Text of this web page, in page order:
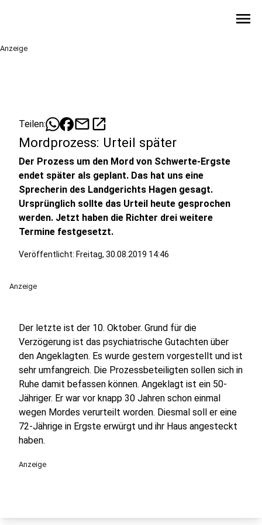
menu
Anzeige
Teilen: mailopen_in_new
Mordprozess: Urteil später
Der Prozess um den Mord von Schwerte-Ergste
endet später als geplant. Das hat uns eine
Sprecherin des Landgerichts Hagen gesagt.
Ursprünglich sollte das Urteil heute gesprochen
werden. Jetzt haben die Richter drei weitere
Termine festgesetzt.
Veröffentlicht: Freitag, 30.08.2019 14:46
Anzeige
Der letzte ist der 10. Oktober. Grund für die
Verzögerung ist das psychiatrische Gutachten über
den Angeklagten. Es wurde gestern vorgestellt und ist
sehr umfangreich. Die Prozessbeteiligten sollen sich in
Ruhe damit befassen können. Angeklagt ist ein 50-
Jähriger. Er war vor knapp 30 Jahren schon einmal
wegen Mordes verurteilt worden. Diesmal soll er eine
72-Jährige in Ergste erwürgt und ihr Haus angesteckt
haben.
Anzeige